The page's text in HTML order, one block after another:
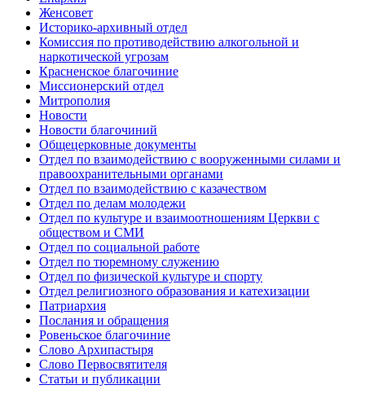
Женсовет
Историко-архивный отдел
Комиссия по противодействию алкогольной и
наркотической угрозам
Красненское благочиние
Миссионерский отдел
Митрополия
Новости
Новости благочиний
Общецерковные документы
Отдел по взаимодействию с вооруженными силами и
правоохранительными органами
Отдел по взаимодействию с казачеством
Отдел по делам молодежи
Отдел по культуре и взаимоотношениям Церкви с
обществом и СМИ
Отдел по социальной работе
Отдел по тюремному служению
Отдел по физической культуре и спорту
Отдел религиозного образования и катехизации
Патриархия
Послания и обращения
Ровеньское благочиние
Слово Архипастыря
Слово Первосвятителя
Статьи и публикации